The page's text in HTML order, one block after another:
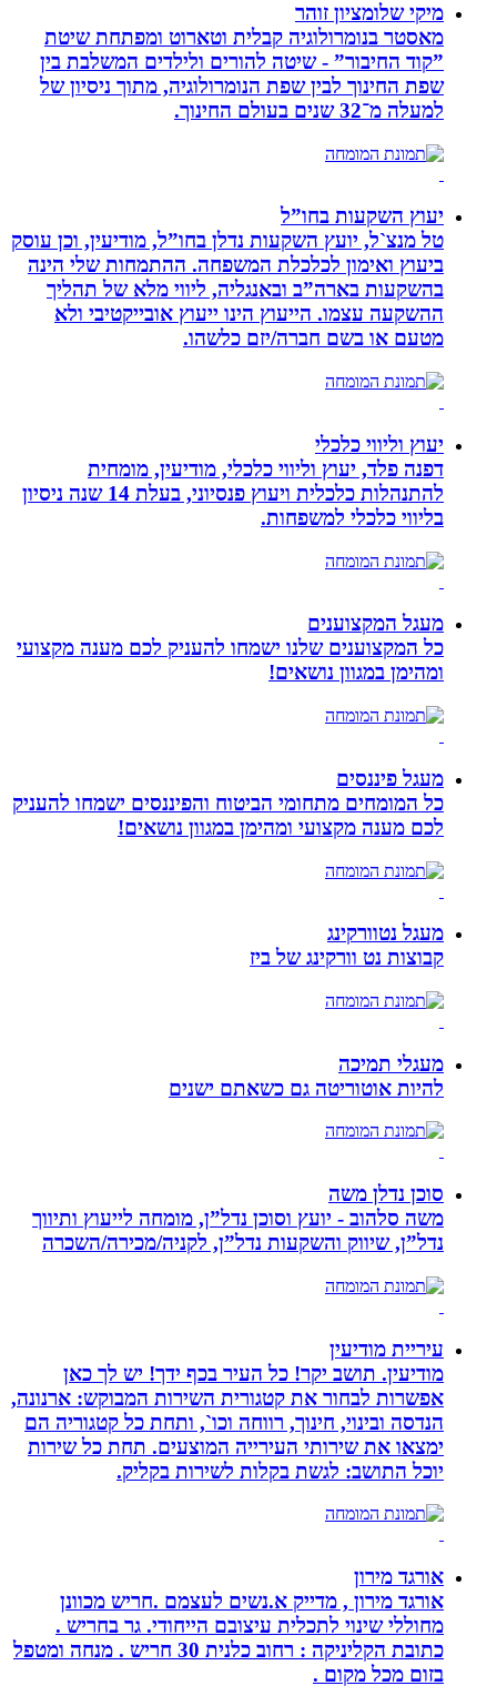
מיקי שלומציון זוהר
מאסטר בנומרולוגיה קבלית וטארוט ומפתחת שיטת
”קוד החיבור” - שיטה להורים ולילדים המשלבת בין
שפת החינוך לבין שפת הנומרולוגיה, מתוך ניסיון של
למעלה מ־32 שנים בעולם החינוך.
יעוץ השקעות בחו”ל
טל מנצ`ל, יועץ השקעות נדלן בחו”ל, מודיעין, וכן עוסק
ביעוץ ואימון לכלכלת המשפחה. ההתמחות שלי הינה
בהשקעות בארה”ב ובאנגליה, ליווי מלא של תהליך
ההשקעה עצמו. הייעוץ הינו ייעוץ אובייקטיבי ולא
מטעם או בשם חברה/יזם כלשהו.
יעוץ וליווי כלכלי
דפנה פלד, יעוץ וליווי כלכלי, מודיעין, מומחית
להתנהלות כלכלית ויעוץ פנסיוני, בעלת 14 שנה ניסיון
בליווי כלכלי למשפחות.
מעגל המקצוענים
כל המקצוענים שלנו ישמחו להעניק לכם מענה מקצועי
ומהימן במגוון נושאים!
מעגל פיננסים
כל המומחים מתחומי הביטוח והפיננסים ישמחו להעניק
לכם מענה מקצועי ומהימן במגוון נושאים!
מעגל נטוורקינג
קבוצות נט וורקינג של ביז
מעגלי תמיכה
להיות אוטוריטה גם כשאתם ישנים
סוכן נדלן משה
משה סלהוב - יועץ וסוכן נדל”ן, מומחה לייעוץ ותיווך
נדל”ן, שיווק והשקעות נדל”ן, לקניה/מכירה/השכרה
עיריית מודיעין
מודיעין. תושב יקר! כל העיר בכף ידך! יש לך כאן
אפשרות לבחור את קטגורית השירות המבוקש: ארנונה,
הנדסה ובינוי, חינוך, רווחה וכו`, ותחת כל קטגוריה הם
ימצאו את שירותי העירייה המוצעים. תחת כל שירות
יוכל התושב: לגשת בקלות לשירות בקליק.
אורגד מירון
אורגד מירון , מדייק א.נשים לעצמם .חריש מכוונן
מחוללי שינוי לתכלית עיצובם הייחודי. גר בחריש .
כתובת הקליניקה : רחוב כלנית 30 חריש . מנחה ומטפל
בזום מכל מקום .